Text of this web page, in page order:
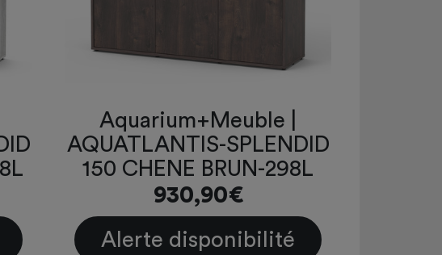
Aquarium+Meuble |
AQUATLANTIS-SPLENDID
150 CHENE BRUN-298L
930,90€
Alerte disponibilité